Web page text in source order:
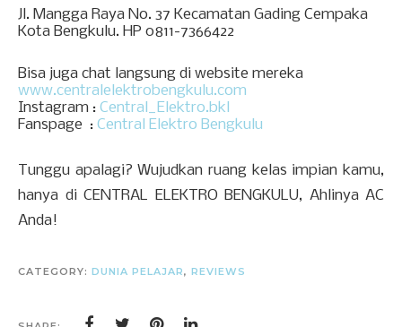
Jl. Mangga Raya No. 37 Kecamatan Gading Cempaka
Kota Bengkulu. HP 0811-7366422
Bisa juga chat langsung di website mereka
www.centralelektrobengkulu.com
Instagram : Central_Elektro.bkl
Fanspage : Central Elektro Bengkulu
Tunggu apalagi? Wujudkan ruang kelas impian kamu,
hanya di CENTRAL ELEKTRO BENGKULU, Ahlinya AC
Anda!
CATEGORY: DUNIA PELAJAR, REVIEWS